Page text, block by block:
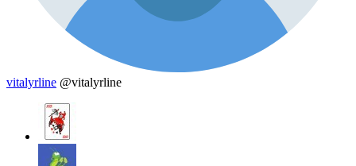
vitalyrline @vitalyrline